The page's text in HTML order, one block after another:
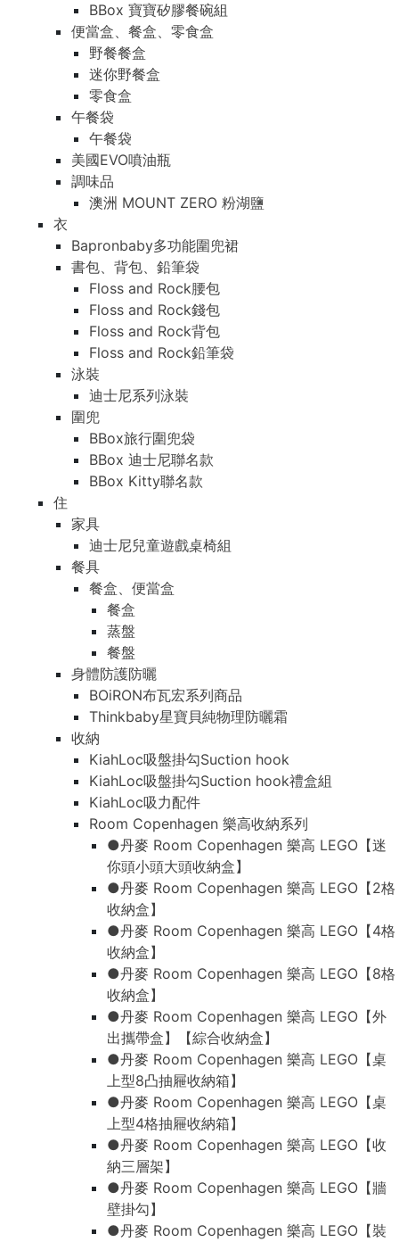
BBox 寶寶矽膠餐碗組
便當盒、餐盒、零食盒
野餐餐盒
迷你野餐盒
零食盒
午餐袋
午餐袋
美國EVO噴油瓶
調味品
澳洲 MOUNT ZERO 粉湖鹽
衣
Bapronbaby多功能圍兜裙
書包、背包、鉛筆袋
Floss and Rock腰包
Floss and Rock錢包
Floss and Rock背包
Floss and Rock鉛筆袋
泳裝
迪士尼系列泳裝
圍兜
BBox旅行圍兜袋
BBox 迪士尼聯名款
BBox Kitty聯名款
住
家具
迪士尼兒童遊戲桌椅組
餐具
餐盒、便當盒
餐盒
蒸盤
餐盤
身體防護防曬
BOiRON布瓦宏系列商品
Thinkbaby星寶貝純物理防曬霜
收納
KiahLoc吸盤掛勾Suction hook
KiahLoc吸盤掛勾Suction hook禮盒組
KiahLoc吸力配件
Room Copenhagen 樂高收納系列
●丹麥 Room Copenhagen 樂高 LEGO【迷
你頭小頭大頭收納盒】
●丹麥 Room Copenhagen 樂高 LEGO【2格
收納盒】
●丹麥 Room Copenhagen 樂高 LEGO【4格
收納盒】
●丹麥 Room Copenhagen 樂高 LEGO【8格
收納盒】
●丹麥 Room Copenhagen 樂高 LEGO【外
出攜帶盒】【綜合收納盒】
●丹麥 Room Copenhagen 樂高 LEGO【桌
上型8凸抽屜收納箱】
●丹麥 Room Copenhagen 樂高 LEGO【桌
上型4格抽屜收納箱】
●丹麥 Room Copenhagen 樂高 LEGO【收
納三層架】
●丹麥 Room Copenhagen 樂高 LEGO【牆
壁掛勾】
●丹麥 Room Copenhagen 樂高 LEGO【裝